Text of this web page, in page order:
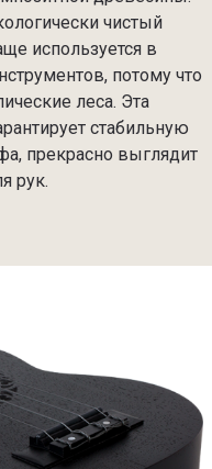
чистый
используется в
потому что
леса. Эта
стабильную
прекрасно выглядит
рук.